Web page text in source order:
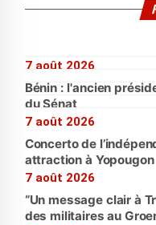
7 août 2026
Bénin : l'ancien
du Sénat
7 août 2026
Concerto de
attraction à Yopougon
7 août 2026
“Un message clair à
des militaires au